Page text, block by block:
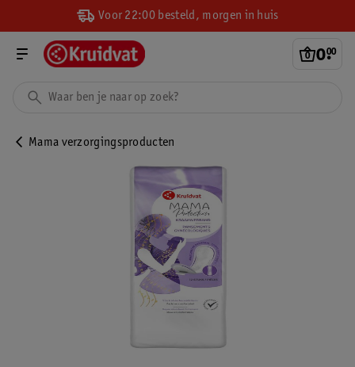
Voor 22:00 besteld, morgen in huis
0.
00
Mama verzorgingsproducten